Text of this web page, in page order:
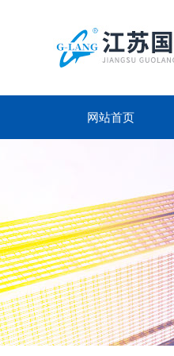
网站首页